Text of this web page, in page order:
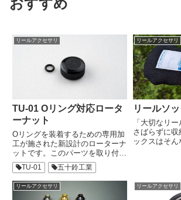
おすすめ
リールアクセサリ
TU-01 Oリング対応ロータ
ーナット
Oリングを装着するための専用加
工が施された新設計のローターナ
ットです。このパーツを取り付け
ることで、ローターをより安定し
て固定することが可能になりま
す。全てのTU-01シリーズに適合
します。TU-01v+に標準装備され
TU-01 五十鈴工業
リールアクセサリ
リールソ
「大切なリ
さばらずに収
ックスはそ
リノウールを
リールアクセサリ リールアクセサリ